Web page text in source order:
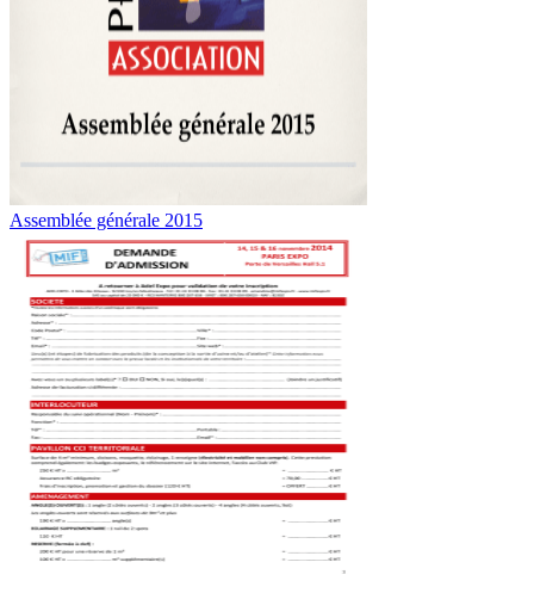
Assemblée générale 2015